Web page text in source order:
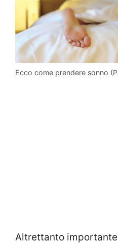
Ecco come prendere sonno
Altrettanto